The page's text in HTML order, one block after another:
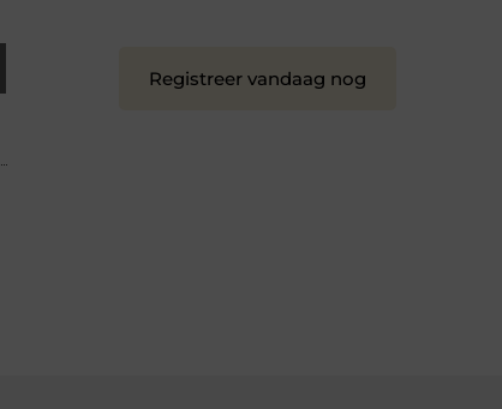
Registreer vandaag nog